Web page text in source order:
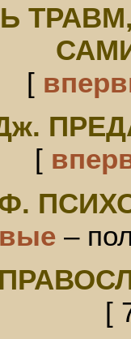
[
[
Ф.
–
[